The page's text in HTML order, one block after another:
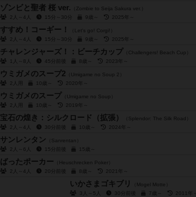
ゾンビと聖者 桜 ver. （Zombie to Seija Sakura ver.）
2人～4人
15分～30分 9歳～ 2025年～
すすめ！コーギー！
（Let's go! Corgi!）
2人～4人
15分～30分 9歳～ 2025年～
チャレンジャーズ！：ビーチカップ （Challengers! Beach Cup）
1人～8人
45分前後 8歳～ 2023年～
ウミガメのスープ2 （Umigame no Soup 2）
2人用
10歳～ 2020年～
ウミガメのスープ （Umigame no Soup）
2人用
10歳～ 2019年～
宝石の煌き：シルクロード（拡張）
（Splendor: The Silk Road）
2人～4人
30分前後 10歳～ 2024年～
サンレンタン （Sanrentan）
2人～6人
15分前後 15歳～
ばったポーカー （Heuschrecken Poker）
2人～4人
20分前後 8歳～ 2021年～
いかさまゴキブリ
（Mogel Motte）
3人～5人
30分前後 7歳～ 2011年～